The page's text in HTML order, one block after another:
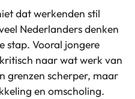
dat werkenden stil
Nederlanders denken
stap. Vooral jongere
naar wat werk van
grenzen scherper, maar
en omscholing.